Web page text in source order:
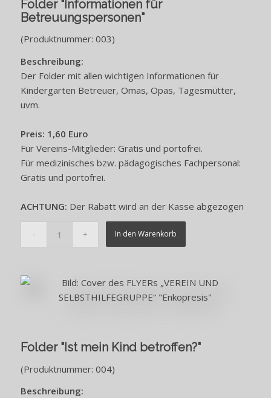
Folder "Informationen für
Betreuungspersonen"
(Produktnummer: 003)
Beschreibung:
Der Folder mit allen wichtigen Informationen für
Kindergarten Betreuer, Omas, Opas, Tagesmütter,
uvm.
Preis: 1,60 Euro
Für Vereins-Mitglieder: Gratis und portofrei.
Für medizinisches bzw. pädagogisches Fachpersonal:
Gratis und portofrei.
ACHTUNG: Der Rabatt wird an der Kasse abgezogen
In den Warenkorb
Folder "Ist mein Kind betroffen?"
(Produktnummer: 004)
Beschreibung: